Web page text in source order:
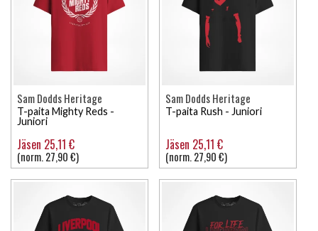
Sam Dodds Heritage
T-paita Mighty Reds -
Juniori
Jäsen 25,11 €
(norm. 27,90 €)
Sam Dodds Heritage
T-paita Rush - Juniori
Jäsen 25,11 €
(norm. 27,90 €)